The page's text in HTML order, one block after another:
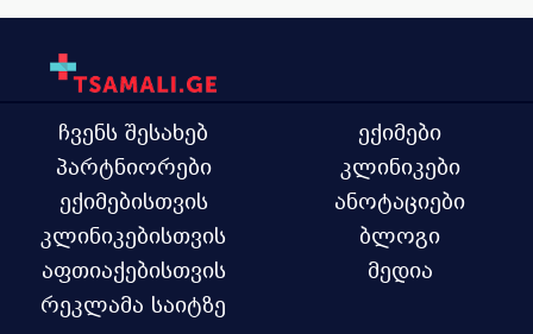
ჩვენს შესახებ
პარტნიორები
ექიმებისთვის
კლინიკებისთვის
აფთიაქებისთვის
რეკლამა საიტზე
ექიმები
კლინიკები
ანოტაციები
ბლოგი
მედია